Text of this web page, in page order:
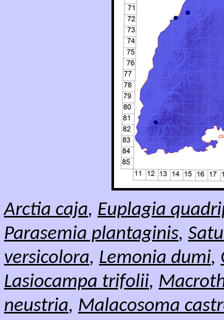
Arctia caja, Euplagia
Parasemia plantaginis,
versicolora, Lemonia dumi,
Lasiocampa trifolii,
neustria, Malacosoma